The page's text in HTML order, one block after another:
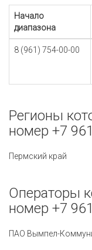
Начало
диапазона
8 (961) 754-00-00
Регионы
номер +7
Пермский край
Операторы
номер +7
ПАО Вымпел-